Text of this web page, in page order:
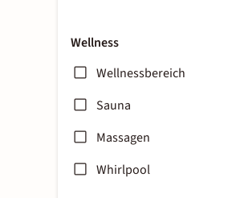
Wellness
Wellnessbereich
Sauna
Massagen
Whirlpool